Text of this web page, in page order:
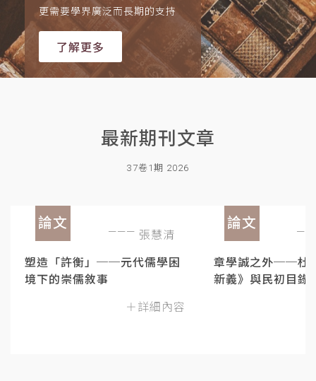
更需要學界廣泛而長期的支持
了解更多
最新期刊文章
37卷1期 2026
論文
張慧清
塑造「許衡」──元代儒學困
境下的崇儒敘事
＋詳細內容
論文
章學誠之外──杜
新義》與民初目錄